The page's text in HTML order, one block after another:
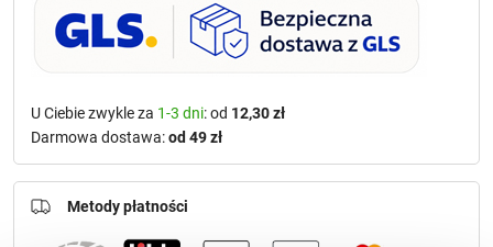
U Ciebie zwykle za 1-3 dni: od 12,30 zł
Darmowa dostawa:od 49 zł
Metody płatności